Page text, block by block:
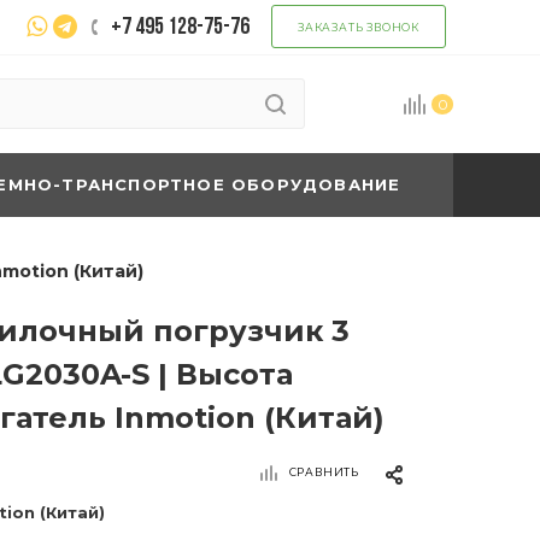
+7 495 128-75-76 ЗАКАЗАТЬ ЗВОНОК
0
ТРАНСПОРТНОЕ ОБОРУДОВАНИЕ
(Китай)
погрузчик 3
S | Высота
Inmotion (Китай)
СРАВНИТЬ
(Китай)